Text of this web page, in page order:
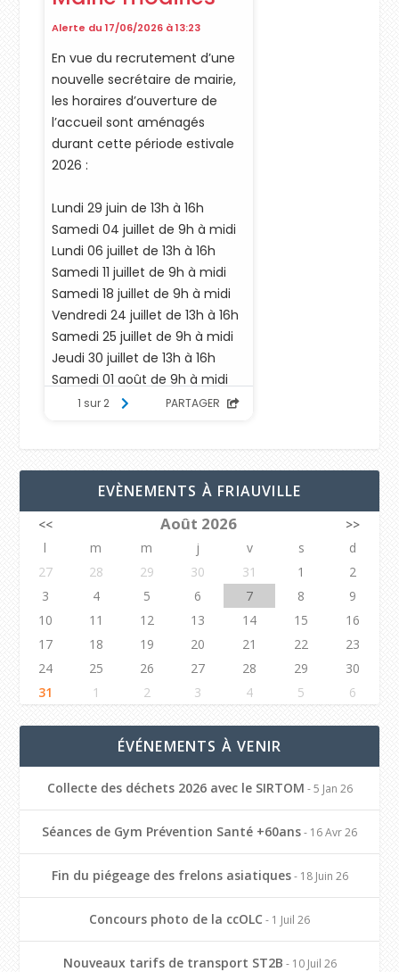
EVÈNEMENTS À FRIAUVILLE
<< Août 2026
>>
l
m m j v s
d
27
28 29 30 31 1
2
3
4 5 6 7 8
9
10
11 12 13 14 15
16
17
18 19 20 21 22
23
24
25 26 27 28 29
30
31
1 2 3 4 5 6
ÉVÉNEMENTS À VENIR
Collecte des déchets 2026 avec le SIRTOM - 5 Jan 26
Séances de Gym Prévention Santé +60ans- 16 Avr 26
Fin du piégeage des frelons asiatiques- 18 Juin 26
Concours photo de la ccOLC - 1 Juil 26
Nouveaux tarifs de transport ST2B - 10 Juil 26